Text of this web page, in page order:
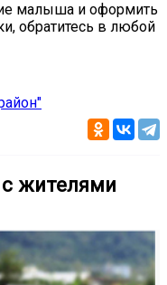
малыша и оформить
обратитесь в любой
жителями